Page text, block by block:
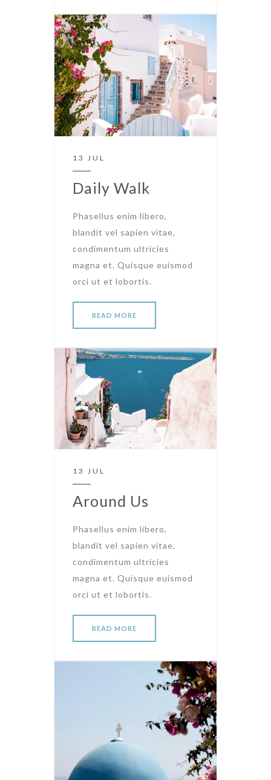
13 JUL
Daily Walk
Phasellus enim libero,
blandit vel sapien vitae,
condimentum ultricies
magna et. Quisque euismod
orci ut et lobortis.
READ MORE
13 JUL
Around Us
Phasellus enim libero,
blandit vel sapien vitae,
condimentum ultricies
magna et. Quisque euismod
orci ut et lobortis.
READ MORE